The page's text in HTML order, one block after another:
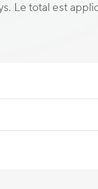
Le total est